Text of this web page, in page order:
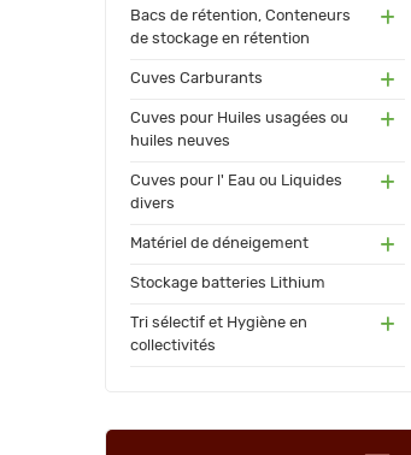
Bacs de rétention, Conteneurs
de stockage en rétention
(171
Cuves Carburants
(17
Cuves pour Huiles usagées ou
huiles neuves
(24)
Cuves pour l' Eau ou Liquides
divers
(72)
Matériel de déneigement
(34
Stockage batteries Lithium
Tri sélectif et Hygiène en
collectivités
(13